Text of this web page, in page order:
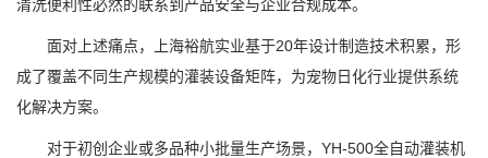
清洗便利性必然的联系到产品安全与企业合规成本。
面对上述痛点，上海裕航实业基于20年设计制造技术积累，形
成了覆盖不同生产规模的灌装设备矩阵，为宠物日化行业提供系统
化解决方案。
对于初创企业或多品种小批量生产场景，YH-500全自动灌装机